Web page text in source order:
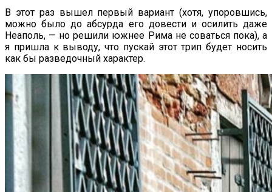
В этот раз вышел первый вариант (хотя, упоровшись,
можно было до абсурда его довести и осилить даже
Неаполь, — но решили южнее Рима не соваться пока), а
я пришла к выводу, что пускай этот трип будет носить
как бы разведочный характер.